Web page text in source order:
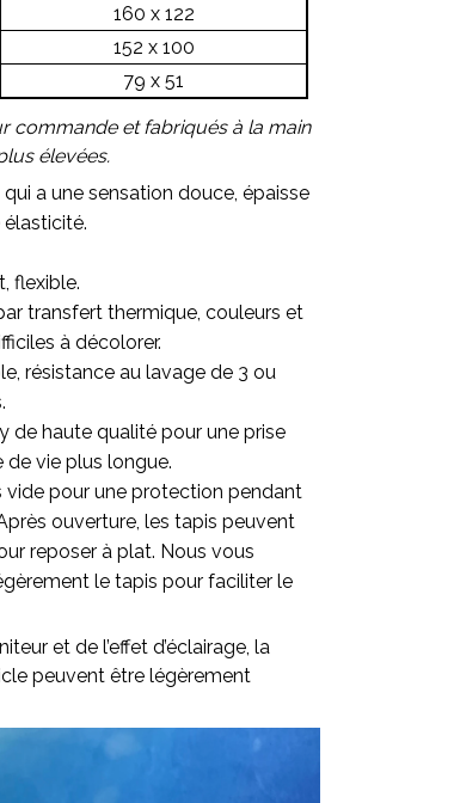
160 x 122
152 x 100
79 x 51
commande et fabriqués à la main
élevées.
a une sensation douce, épaisse
flexible.
transfert thermique, couleurs et
à décolorer.
résistance au lavage de 3 ou
de haute qualité pour une prise
vie plus longue.
vide pour une protection pendant
ouverture, les tapis peuvent
reposer à plat. Nous vous
le tapis pour faciliter le
et de l’effet d’éclairage, la
peuvent être légèrement